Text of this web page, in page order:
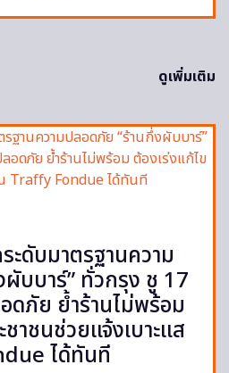
ดูเพิ่มเติม
ะดับมาตรฐานความ
บบาร์” ทั่วกรุง ชู 17
ดภัย ย้ำร้านไม่พร้อม
าชนช่วยแจ้งเบาะแส
ได้ทันที